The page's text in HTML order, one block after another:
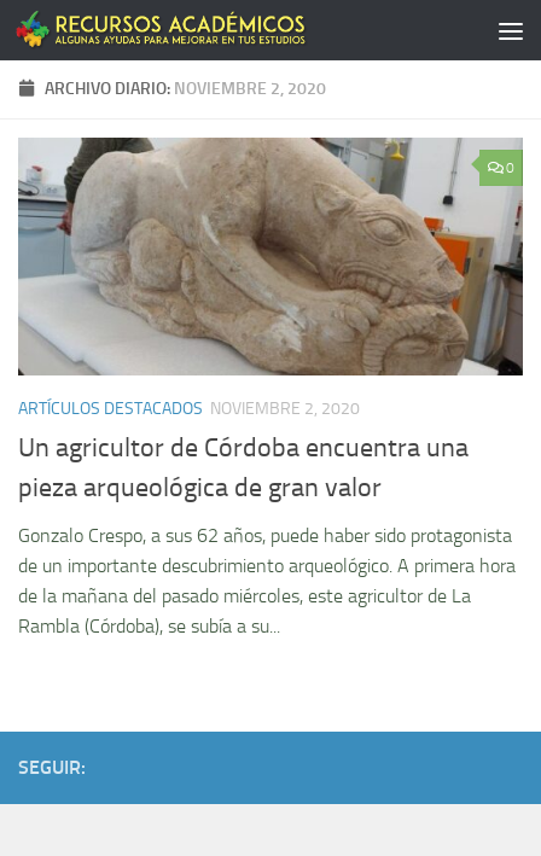
Saltar al contenido
ARCHIVO DIARIO: NOVIEMBRE 2, 2020
0
ARTÍCULOS DESTACADOS NOVIEMBRE 2, 2020
Un agricultor de Córdoba encuentra una
pieza arqueológica de gran valor
Gonzalo Crespo, a sus 62 años, puede haber sido protagonista
de un importante descubrimiento arqueológico. A primera hora
de la mañana del pasado miércoles, este agricultor de La
Rambla (Córdoba), se subía a su...
SEGUIR: